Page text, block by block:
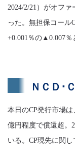
2024/2/21）がオフ
った。無担保コール
+0.001％の▲0.007％
ＮＣＤ･
本日のCP発行市場
億円程度で償還超。
いる。CP現先に関